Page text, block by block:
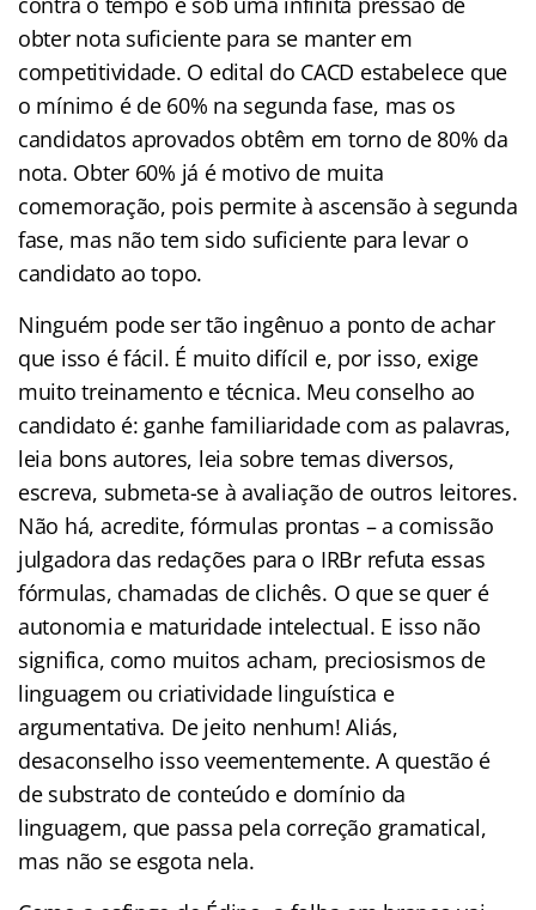
obter nota suficiente para se manter em
competitividade. O edital do CACD estabelece que
o mínimo é de 60% na segunda fase, mas os
candidatos aprovados obtêm em torno de 80% da
nota. Obter 60% já é motivo de muita
comemoração, pois permite à ascensão à segunda
fase, mas não tem sido suficiente para levar o
candidato ao topo.
Ninguém pode ser tão ingênuo a ponto de achar
que isso é fácil. É muito difícil e, por isso, exige
muito treinamento e técnica. Meu conselho ao
candidato é: ganhe familiaridade com as palavras,
leia bons autores, leia sobre temas diversos,
escreva, submeta-se à avaliação de outros leitores.
Não há, acredite, fórmulas prontas – a comissão
julgadora das redações para o IRBr refuta essas
fórmulas, chamadas de clichês. O que se quer é
autonomia e maturidade intelectual. E isso não
significa, como muitos acham, preciosismos de
linguagem ou criatividade linguística e
argumentativa. De jeito nenhum! Aliás,
desaconselho isso veementemente. A questão é
de substrato de conteúdo e domínio da
linguagem, que passa pela correção gramatical,
mas não se esgota nela.